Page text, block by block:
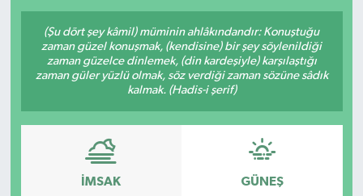
(Şu dört şey kâmil) müminin ahlâkındandır: Konuştuğu
zaman güzel konuşmak, (kendisine) bir şey söylenildiği
zaman güzelce dinlemek, (din kardeşiyle) karşılaştığı
zaman güler yüzlü olmak, söz verdiği zaman sözüne sâdık
kalmak. (Hadis-i şerif)
İMSAK GÜNEŞ
Teknoloji
Yaşam